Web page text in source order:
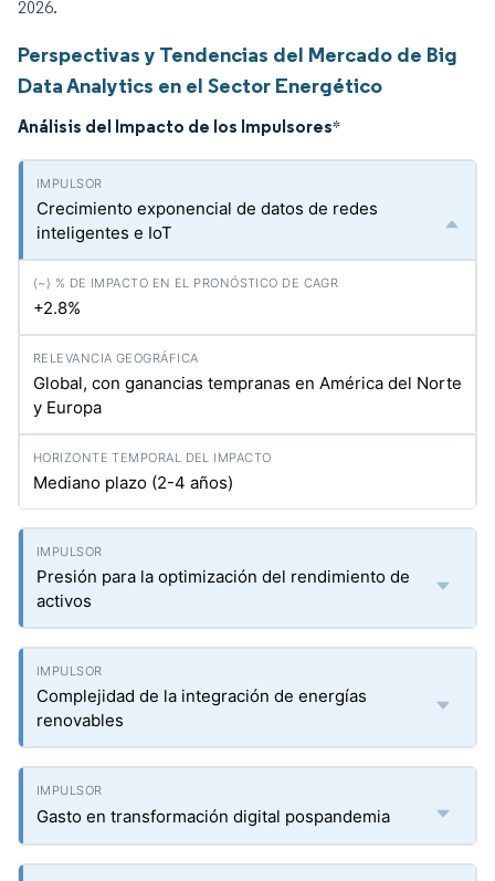
2026.
Perspectivas y Tendencias del Mercado de Big
Data Analytics en el Sector Energético
Análisis del Impacto de los Impulsores*
Crecimiento exponencial de datos de redes
inteligentes e IoT
+2.8%
Global, con ganancias tempranas en América del Norte
y Europa
Mediano plazo (2-4 años)
Presión para la optimización del rendimiento de
activos
Complejidad de la integración de energías
renovables
Gasto en transformación digital pospandemia